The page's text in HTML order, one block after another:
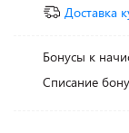
Доставка
Бонусы к
Списание